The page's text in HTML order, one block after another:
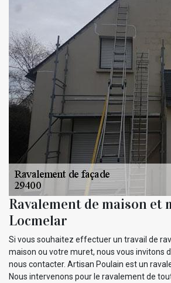
Ravalement de maison et
Locmelar
Si vous souhaitez effectuer un travail de
maison ou votre muret, nous vous invitons
nous contacter. Artisan Poulain est un
Nous intervenons pour le ravalement de